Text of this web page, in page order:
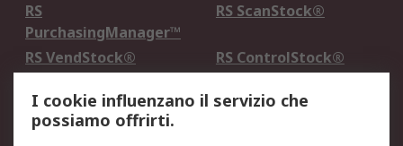
RS
PurchasingManager™
RS ScanStock®
RS VendStock®
RS ControlStock®
Legale
I cookie influenzano il servizio che
possiamo offrirti.